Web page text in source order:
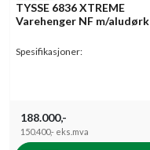
TYSSE 6836 XTREME
Varehenger NF m/aludørk
Spesifikasjoner:
188.000,-
150.400,- eks.mva